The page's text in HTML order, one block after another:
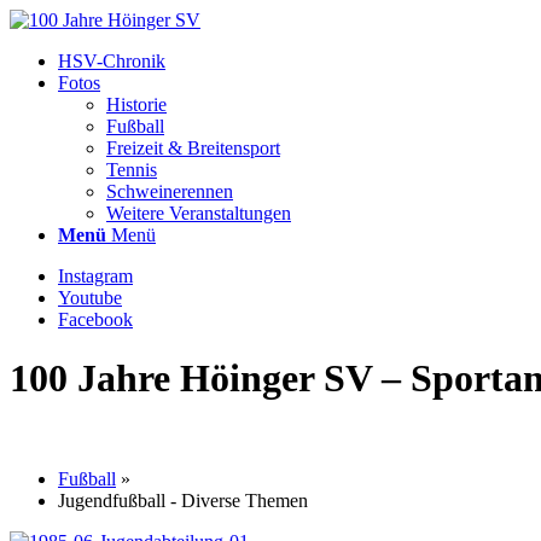
HSV-Chronik
Fotos
Historie
Fußball
Freizeit & Breitensport
Tennis
Schweinerennen
Weitere Veranstaltungen
Menü Menü
Instagram
Youtube
Facebook
100 Jahre Höinger SV –
Fußball »
Jugendfußball - Diverse Themen